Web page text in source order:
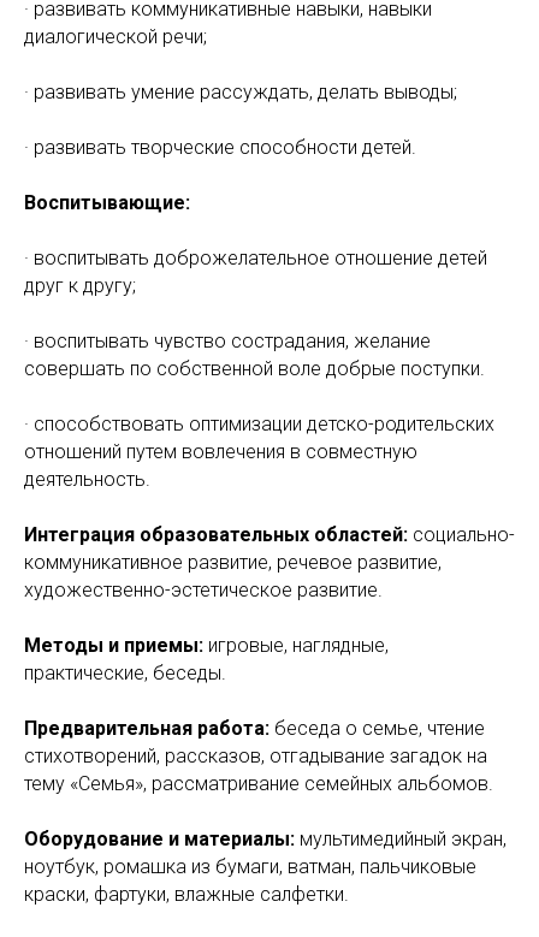
· развивать коммуникативные навыки, навыки
диалогической речи;
· развивать умение рассуждать, делать выводы;
· развивать творческие способности детей.
Воспитывающие:
· воспитывать доброжелательное отношение детей
друг к другу;
· воспитывать чувство сострадания, желание
совершать по собственной воле добрые поступки.
· способствовать оптимизации детско-родительских
отношений путем вовлечения в совместную
деятельность.
Интеграция образовательных областей: социально-
коммуникативное развитие, речевое развитие,
художественно-эстетическое развитие.
Методы и приемы: игровые, наглядные,
практические, беседы.
Предварительная работа: беседа о семье, чтение
стихотворений, рассказов, отгадывание загадок на
тему «Семья», рассматривание семейных альбомов.
Оборудование и материалы: мультимедийный экран,
ноутбук, ромашка из бумаги, ватман, пальчиковые
краски, фартуки, влажные салфетки.